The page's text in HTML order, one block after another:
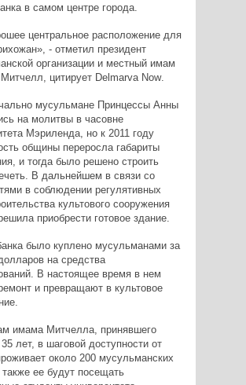
в самом центре города.
центральное расположение для
- отметил президент
организации и местный имам
цитирует Delmarva Now.
мусульмане Принцессы Анны
на молитвы в часовне
Мэриленда, но к 2011 году
общины переросла габариты
и тогда было решено строить
В дальнейшем в связи со
в соблюдении регулятивных
культового сооружения
приобрести готовое здание.
было куплено мусульманами за
на средства
В настоящее время в нем
и превращают в культовое
имама Митчелла, принявшего
лет, в шаговой доступности от
около 200 мусульманских
ее будут посещать